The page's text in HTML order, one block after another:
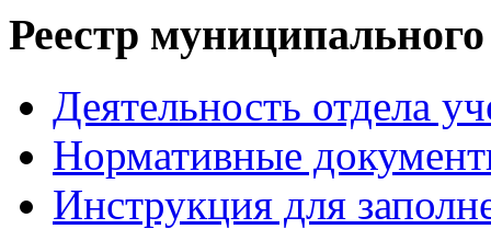
Реестр
Деятельность отдела
Нормативные
Инструкция для